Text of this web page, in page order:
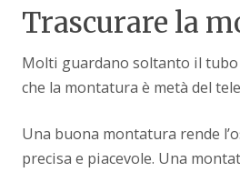
Trascurare la
Molti guardano soltanto il
che la montatura è metà del
Una buona montatura rende
precisa e piacevole. Una